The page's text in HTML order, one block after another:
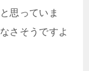
と思っていま
さそうですよ